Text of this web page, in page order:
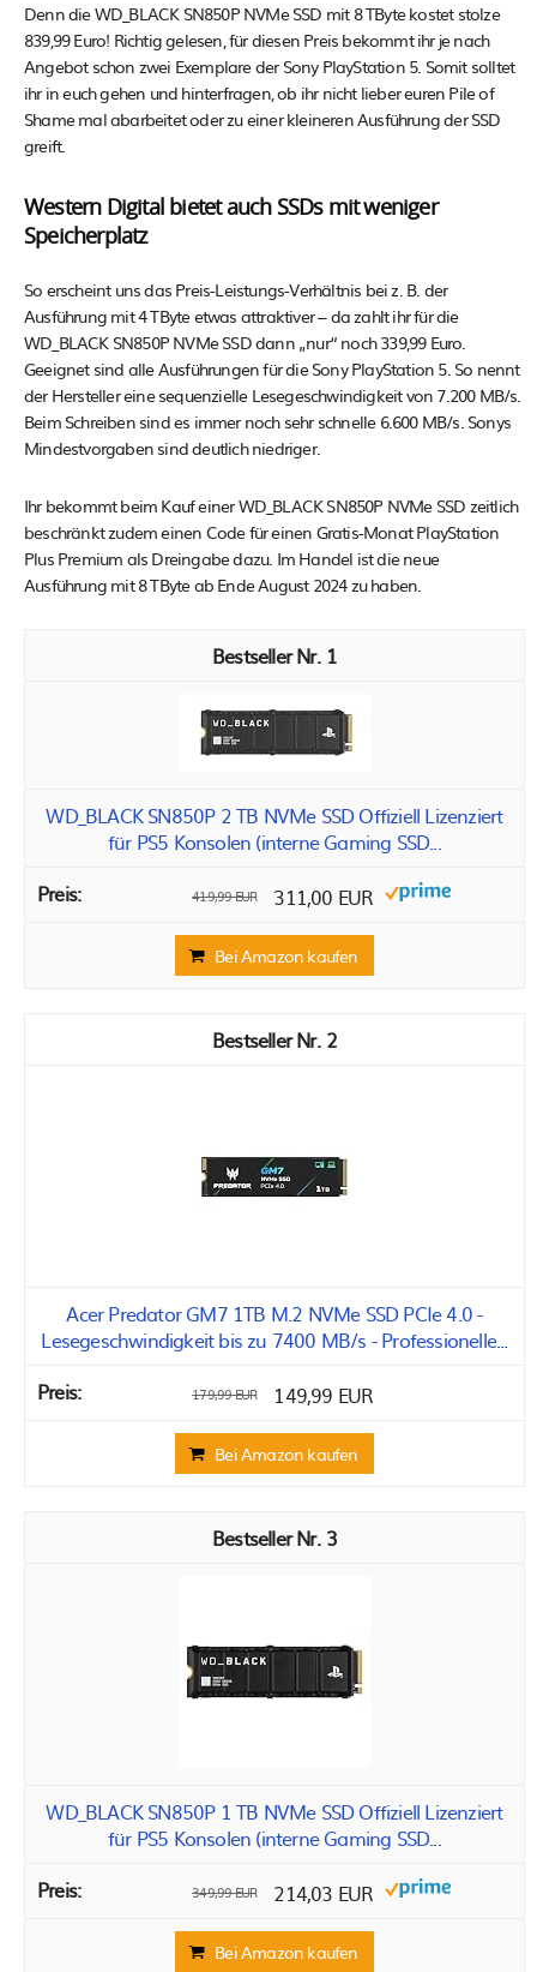
Denn die WD_BLACK SN850P NVMe SSD mit 8 TByte kostet stolze
839,99 Euro! Richtig gelesen, für diesen Preis bekommt ihr je nach
Angebot schon zwei Exemplare der Sony PlayStation 5. Somit solltet
ihr in euch gehen und hinterfragen, ob ihr nicht lieber euren Pile of
Shame mal abarbeitet oder zu einer kleineren Ausführung der SSD
greift.
Western Digital bietet auch SSDs mit weniger
Speicherplatz
So erscheint uns das Preis-Leistungs-Verhältnis bei z. B. der
Ausführung mit 4 TByte etwas attraktiver – da zahlt ihr für die
WD_BLACK SN850P NVMe SSD dann „nur“ noch 339,99 Euro.
Geeignet sind alle Ausführungen für die Sony PlayStation 5. So nennt
der Hersteller eine sequenzielle Lesegeschwindigkeit von 7.200 MB/s.
Beim Schreiben sind es immer noch sehr schnelle 6.600 MB/s. Sonys
Mindestvorgaben sind deutlich niedriger.
Ihr bekommt beim Kauf einer WD_BLACK SN850P NVMe SSD zeitlich
beschränkt zudem einen Code für einen Gratis-Monat PlayStation
Plus Premium als Dreingabe dazu. Im Handel ist die neue
Ausführung mit 8 TByte ab Ende August 2024 zu haben.
1
WD_BLACK SN850P 2 TB NVMe SSD Offiziell Lizenziert
für PS5 Konsolen (interne Gaming SSD...
419,99 EUR 311,00 EUR
Bei Amazon kaufen
2
Acer Predator GM7 1TB M.2 NVMe SSD PCIe 4.0 -
Lesegeschwindigkeit bis zu 7400 MB/s - Professionelle...
179,99 EUR 149,99 EUR
Bei Amazon kaufen
3
WD_BLACK SN850P 1 TB NVMe SSD Offiziell Lizenziert
für PS5 Konsolen (interne Gaming SSD...
349,99 EUR 214,03 EUR
Bei Amazon kaufen